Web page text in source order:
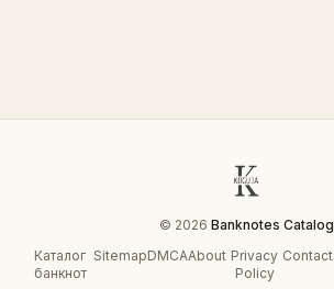
© 2026 Banknotes Catalog
Каталог
банкнот
SitemapDMCAAbout Privacy
Policy
Contact